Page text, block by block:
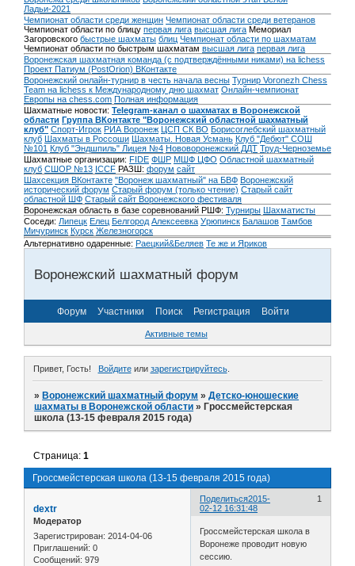
Ладьи-2021
Чемпионат области среди женщин Чемпионат области среди ветеранов
Чемпионат области по блицу первая лига высшая лига Мемориал
Загоровского быстрые шахматы блиц Чемпионат области по шахматам
Чемпионат области по быстрым шахматам высшая лига первая лига
Воронежская шахматная команда (с подтверждёнными никами) на lichess
Проект Патиум (PostOrion) ВКонтакте
Воронежский онлайн-турнир в честь начала весны Турнир Voronezh Chess
Team на lichess к Международному дню шахмат Онлайн-чемпионат
Европы на chess.com Полная информация
Шахматные новости: Telegram-канал о шахматах в Воронежской
области Группа ВКонтакте "Воронежский областной шахматный
клуб" Спорт-Игрок РИА Воронеж ЦСП СК ВО Борисоглебский шахматный
клуб Шахматы в Россоши Шахматы. Новая Усмань Клуб "Дебют" СОШ
№101 Клуб "Эндшпиль" Лицея №4 Нововоронежский ДДТ Труд-Черноземье
Шахматные организации: FIDE ФШР МШФ ЦФО Областной шахматный
клуб СШОР №13 ICCF РАЗШ: форум сайт
Шахсекция ВКонтакте "Воронеж шахматный" на БВФ Воронежский
исторический форум Cтарый форум (только чтение) Старый сайт
областной ШФ Старый сайт Воронежского фестиваля
Воронежская область в базе соревнований РШФ: Турниры Шахматисты
Соседи: Липецк Елец Белгород Алексеевка Урюпинск Балашов Тамбов
Мичуринск Курск Железногорск
Альтернативно одаренные: Раецкий&Беляев Те же и Яриков
Воронежский шахматный форум
Форум Участники Поиск Регистрация Войти
Активные темы
Привет, Гость! Войдитеили зарегистрируйтесь.
»Воронежский шахматный форум »Детско-юношеские
шахматы в Воронежской области »Гроссмейстерская
школа (13-15 февраля 2015 года)
Гроссмейстерская школа (13-15 февраля 2015 года)
Страница:1
Поделиться 1
2015-
02-12 16:31:48
dextr
Модератор
Зарегистрирован: 2014-04-06
Приглашений: 0
Сообщений: 979
Гроссмейстерская школа в
Воронеже проводит новую
сессию.